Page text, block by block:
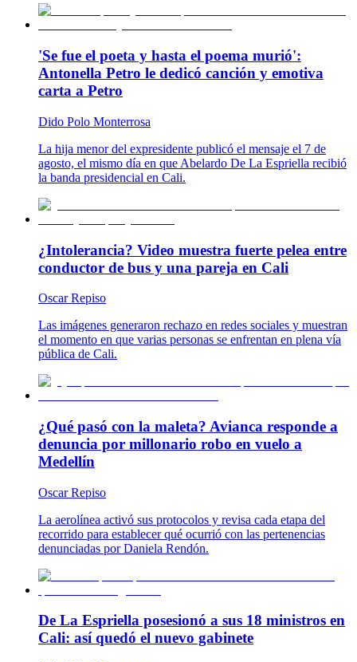
'Se fue el poeta y hasta el poema murió':
Antonella Petro le dedicó canción y emotiva
carta a Petro
Dido Polo Monterrosa
La hija menor del expresidente publicó el mensaje el 7 de
agosto, el mismo día en que Abelardo De La Espriella recibió
la banda presidencial en Cali.
¿Intolerancia? Video muestra fuerte pelea entre
conductor de bus y una pareja en Cali
Oscar Repiso
Las imágenes generaron rechazo en redes sociales y muestran
el momento en que varias personas se enfrentan en plena vía
pública de Cali.
¿Qué pasó con la maleta? Avianca responde a
denuncia por millonario robo en vuelo a
Medellín
Oscar Repiso
La aerolínea activó sus protocolos y revisa cada etapa del
recorrido para establecer qué ocurrió con las pertenencias
denunciadas por Daniela Rendón.
De La Espriella posesionó a sus 18 ministros en
Cali: así quedó el nuevo gabinete